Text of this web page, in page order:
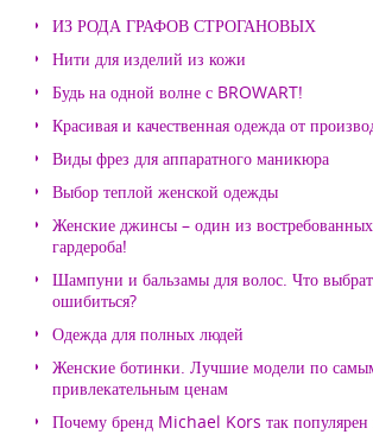
ИЗ РОДА ГРАФОВ СТРОГАНОВЫХ
Нити для изделий из кожи
Будь на одной волне с BROWART!
Красивая и качественная одежда от
Виды фрез для аппаратного маникюра
Выбор теплой женской одежды
Женские джинсы – один из
гардероба!
Шампуни и бальзамы для волос. Что
ошибиться?
Одежда для полных людей
Женские ботинки. Лучшие модели по
привлекательным ценам
Почему бренд Michael Kors так популярен